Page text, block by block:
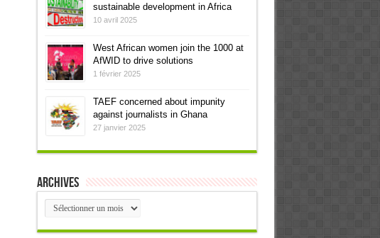
sustainable development in Africa
10 avril 2025
West African women join the 1000 at
AfWID to drive solutions
1 février 2025
TAEF concerned about impunity
against journalists in Ghana
27 janvier 2025
Archives
Archives